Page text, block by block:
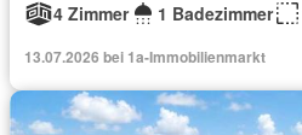
4 Zimmer
1 Badezimmer
13.07.2026 bei 1a-Immobilienmarkt